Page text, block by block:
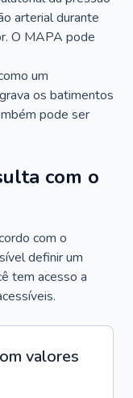
arterial durante
O MAPA pode
um
os batimentos
pode ser
com o
com o
definir um
tem acesso a
valores